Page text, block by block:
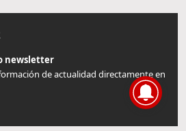
newsletter
de actualidad directamente en